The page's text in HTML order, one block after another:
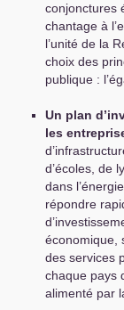
conjonctures
chantage à
l’unité de la
choix des
publique :
Un plan
les
d’écoles, de
dans
répondre
économique,
des services
chaque pays
alimenté par